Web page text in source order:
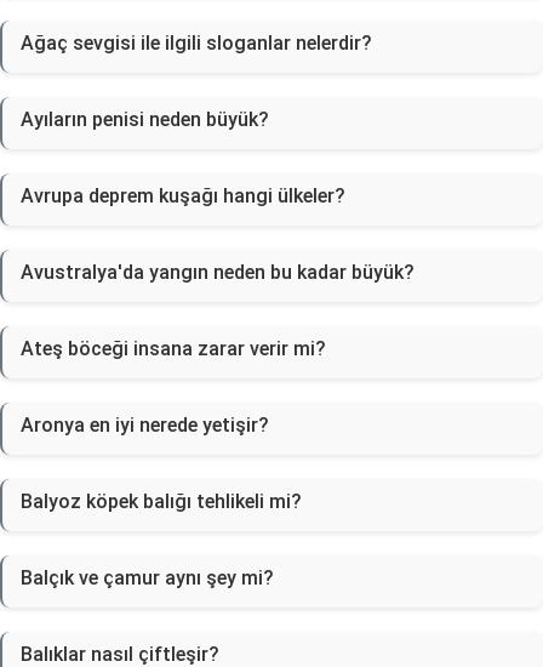
Ağaç sevgisi ile ilgili sloganlar nelerdir?
Ayıların penisi neden büyük?
Avrupa deprem kuşağı hangi ülkeler?
Avustralya'da yangın neden bu kadar büyük?
Ateş böceği insana zarar verir mi?
Aronya en iyi nerede yetişir?
Balyoz köpek balığı tehlikeli mi?
Balçık ve çamur aynı şey mi?
Balıklar nasıl çiftleşir?